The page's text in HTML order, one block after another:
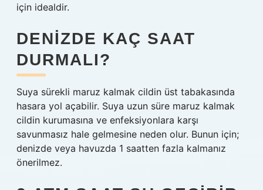
için idealdir.
DENIZDE KAÇ SAAT
DURMALI?
Suya sürekli maruz kalmak cildin üst tabakasında
hasara yol açabilir. Suya uzun süre maruz kalmak
cildin kurumasına ve enfeksiyonlara karşı
savunmasız hale gelmesine neden olur. Bunun için;
denizde veya havuzda 1 saatten fazla kalmanız
önerilmez.